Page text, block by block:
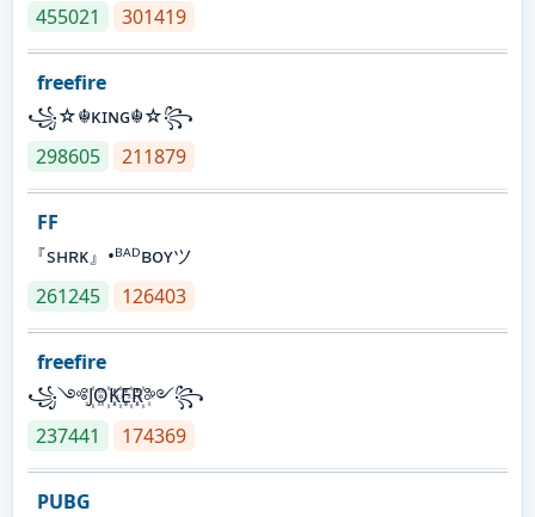
455021
301419
freefire
꧁☆☬κɪɴɢ☬☆꧂
298605
211879
FF
『sʜʀᴋ』•ᴮᴬᴰʙᴏʏツ
261245
126403
freefire
꧁༺J꙰O꙰K꙰E꙰R꙰༻꧂
237441
174369
PUBG